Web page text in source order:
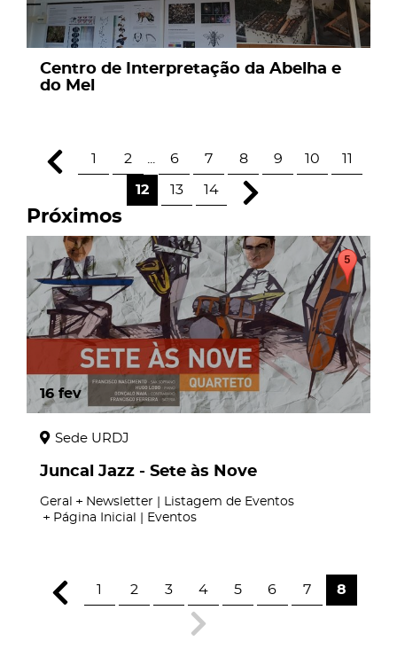
Centro de Interpretação da Abelha e
do Mel
1 2 6 7 8 9 10 11
12 13 14
Próximos
16 fev
Sede URDJ
Juncal Jazz - Sete às Nove
Geral
Newsletter | Listagem de Eventos
Página Inicial | Eventos
1 2 3 4 5 6 7 8